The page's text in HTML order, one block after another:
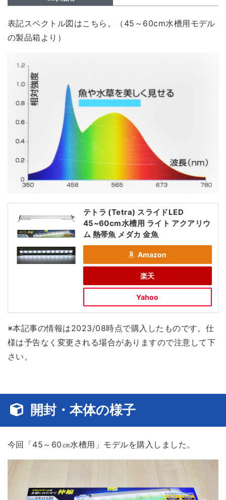
表記スペクトル図はこちら。（45～60cm水槽用モデル
の製品箱より）
テトラ (Tetra) スライドLED
45~60cm水槽用 ライト アクアリウ
ム 熱帯魚 メダカ 金魚
Amazon
楽天
Yahoo
※本記事の情報は2023/08時点で購入したものです。仕
様は予告なく変更される場合がありますので注意して下
さい。
開封・本体の様子
今回「45～60㎝水槽用」モデルを購入しました。